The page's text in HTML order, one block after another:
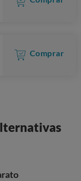
Comprar